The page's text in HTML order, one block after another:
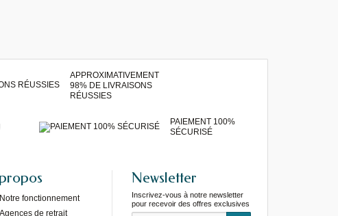
APPROXIMATIVEMENT
98% DE LIVRAISONS
RÉUSSIES
PAIEMENT 100%
SÉCURISÉ
Notre fonctionnement
Agences de retrait
Newsletter
Inscrivez-vous à notre newsletter
pour recevoir des offres exclusives